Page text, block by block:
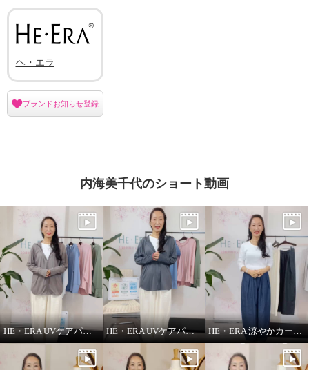
ヘ・エラ 大人美人 コットン１０
ヘ・エラ 大人美人 コットン１０
ヘ・エラ
ブランドお知らせ登録
内海美千代のショート動画
HE・ERA UVケアパーカー HE・ERA UVケアパーカー 機能性について HE・ERA 涼やかカーヴィーパンツ